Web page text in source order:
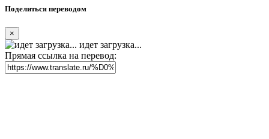
Поделиться переводом
×
идет загрузка...
Прямая ссылка на перевод: